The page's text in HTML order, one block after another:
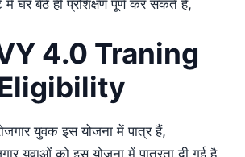
घर बैठे ही प्रशिक्षण पूर्ण कर सकते हैं,
4.0 Traning
युवक इस योजना में पात्र हैं,
युवाओं को इस योजना में पात्रता दी गई है,